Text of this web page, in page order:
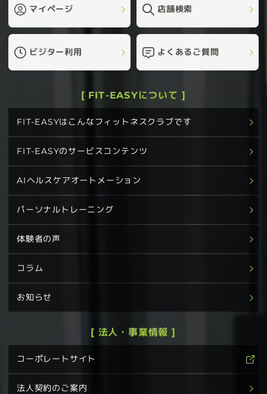
マイページ 店舗検索
ビジター利用 よくあるご質問
[ FIT-EASYについて ]
FIT-EASYはこんなフィットネスクラブです
FIT-EASYのサービスコンテンツ
AIヘルスケアオートメーション
パーソナルトレーニング
体験者の声
コラム
お知らせ
[ 法人・事業情報 ]
コーポレートサイト
法人契約のご案内